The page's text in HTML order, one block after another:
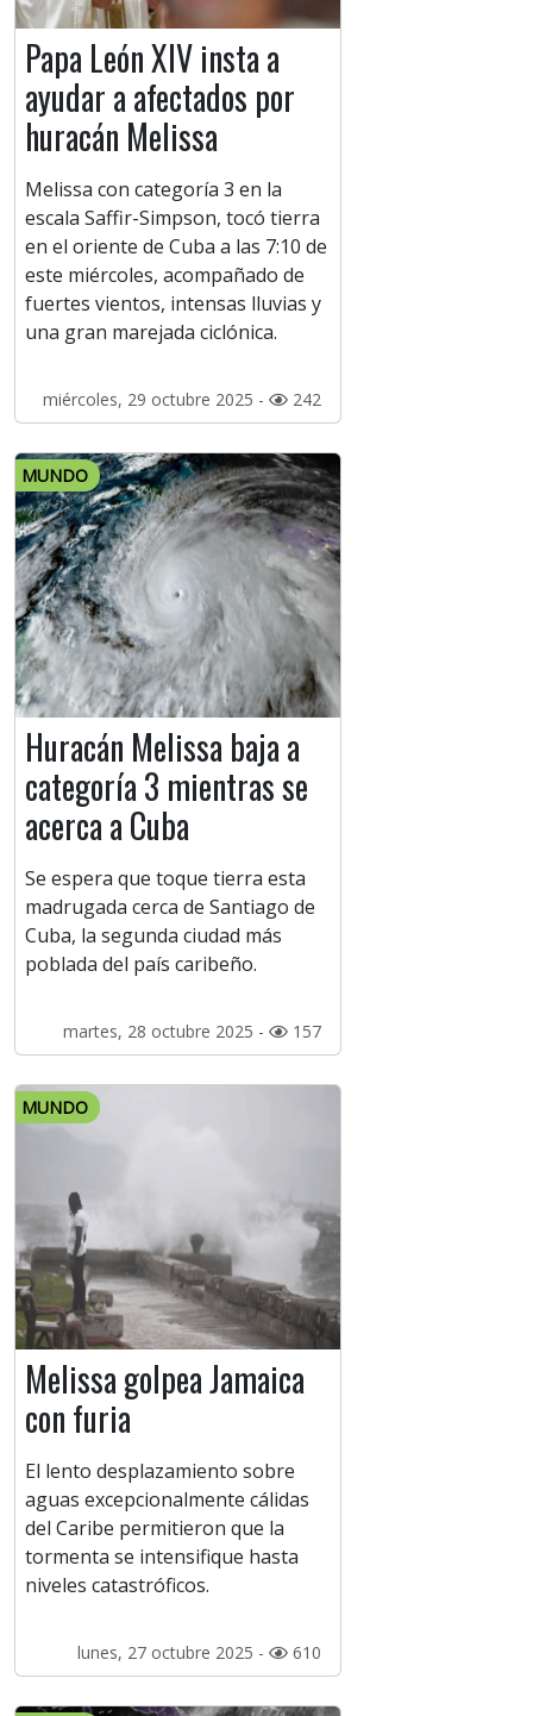
Papa León XIV insta a
ayudar a afectados por
huracán Melissa
Melissa con categoría 3 en la
escala Saffir-Simpson, tocó tierra
en el oriente de Cuba a las 7:10 de
este miércoles, acompañado de
fuertes vientos, intensas lluvias y
una gran marejada ciclónica.
miércoles, 29 octubre 2025 - 242
MUNDO
Huracán Melissa baja a
categoría 3 mientras se
acerca a Cuba
Se espera que toque tierra esta
madrugada cerca de Santiago de
Cuba, la segunda ciudad más
poblada del país caribeño.
martes, 28 octubre 2025 - 157
MUNDO
Melissa golpea Jamaica
con furia
El lento desplazamiento sobre
aguas excepcionalmente cálidas
del Caribe permitieron que la
tormenta se intensifique hasta
niveles catastróficos.
lunes, 27 octubre 2025 - 610